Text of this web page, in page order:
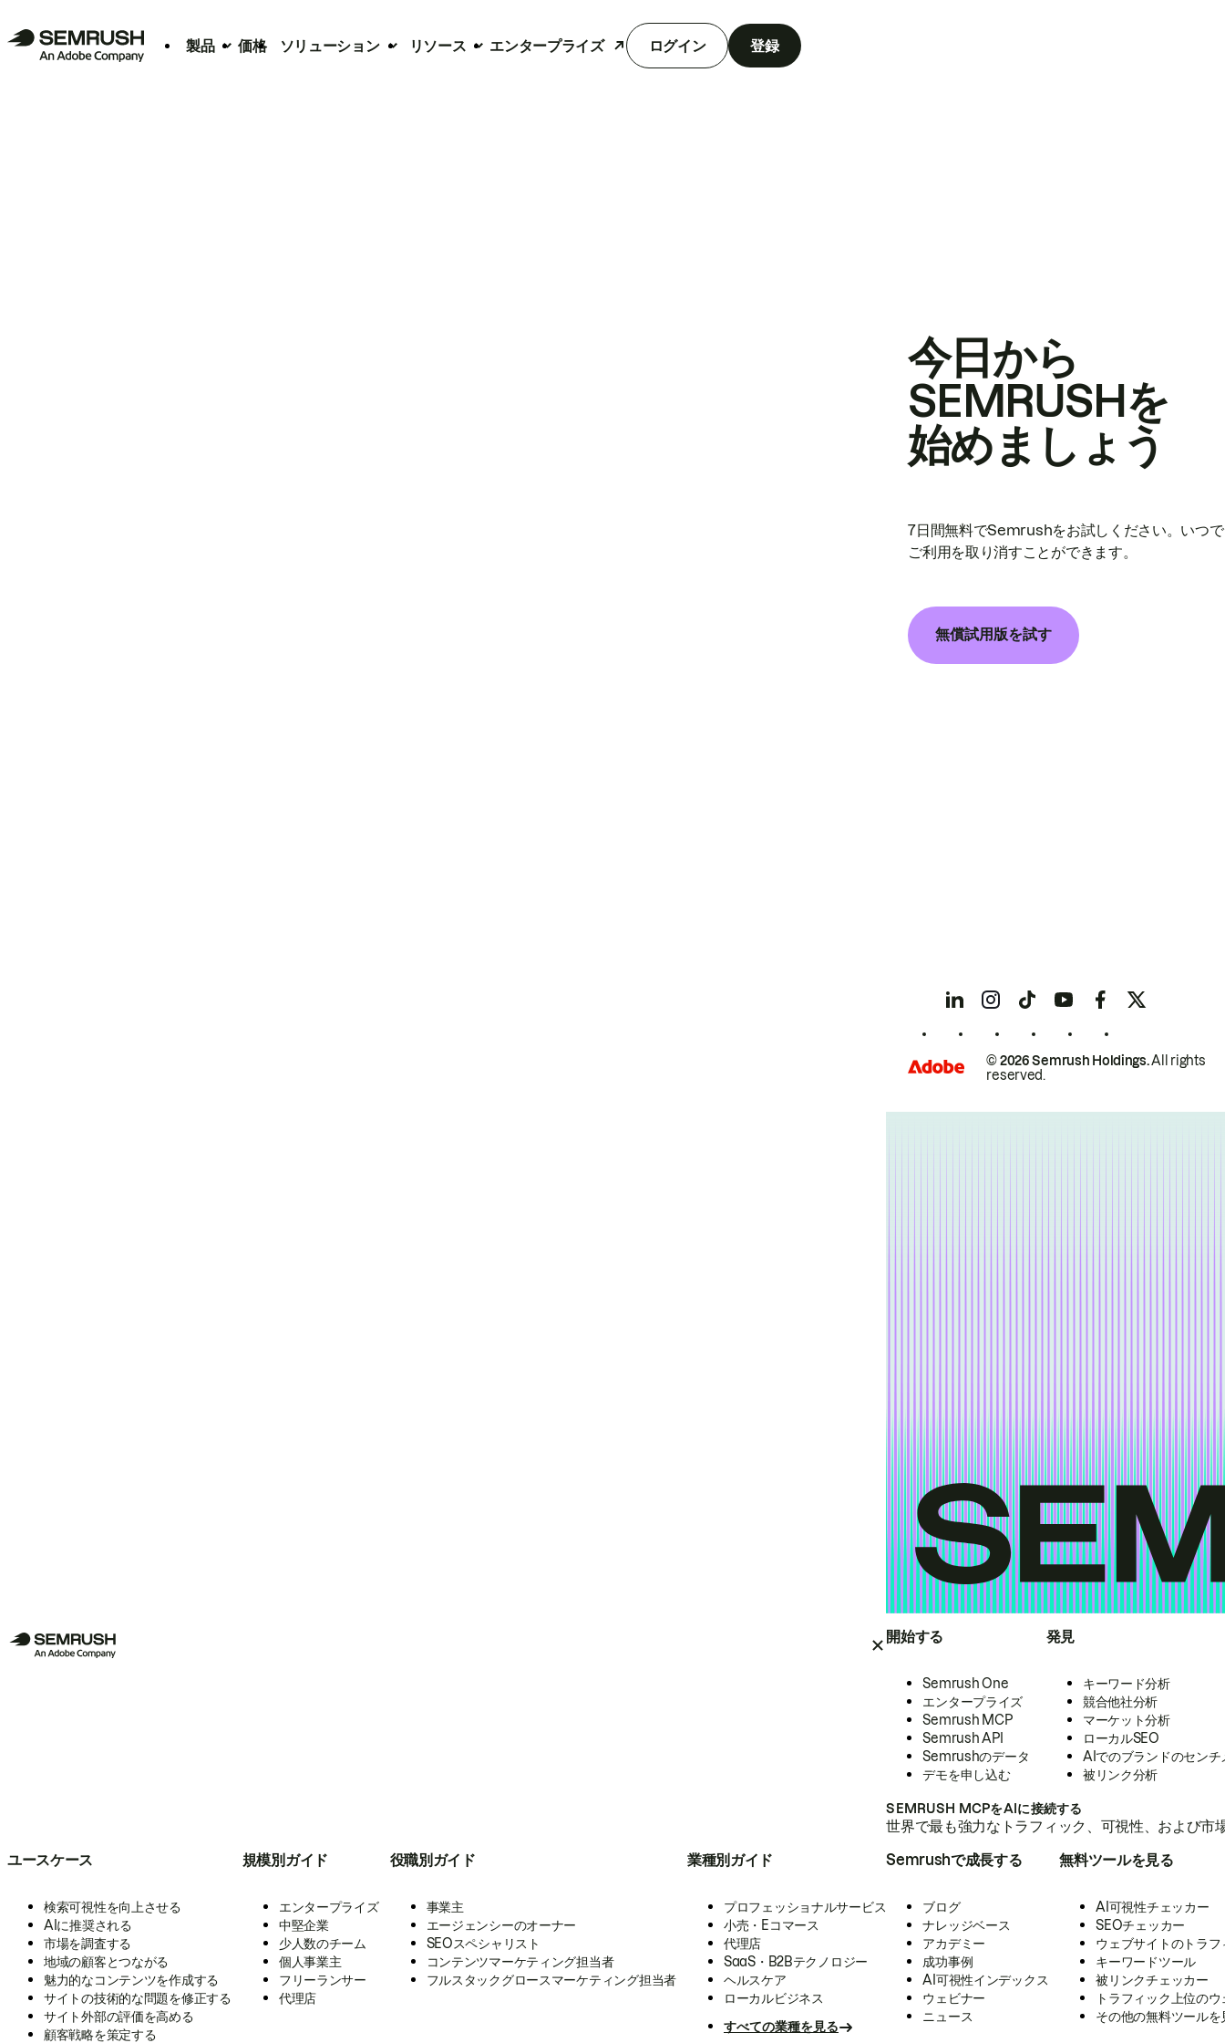
製品 価格 ソリューション リソース エンタープライズ ログイン 登録
開始する
Semrush One
エンタープライズ
Semrush MCP
Semrush API
Semrushのデータ
デモを申し込む
発見
キーワード分析
競合他社分析
マーケット分析
ローカルSEO
AIでのブランドのセンチ
被リンク分析
SEMRUSH MCPをAIに接続する
世界で最も強力なトラフィック、可視性、および
ユースケース
検索可視性を向上させる
AIに推奨される
市場を調査する
地域の顧客とつながる
魅力的なコンテンツを作成する
サイトの技術的な問題を修正する
サイト外部の評価を高める
顧客戦略を策定する
規模別ガイド
エンタープライズ
中堅企業
少人数のチーム
個人事業主
フリーランサー
代理店
役職別ガイド
事業主
エージェンシーのオーナー
SEOスペシャリスト
コンテンツマーケティング担当者
フルスタックグロースマーケティング担当者
業種別ガイド
プロフェッショナルサービス
小売・Eコマース
代理店
SaaS・B2Bテクノロジー
ヘルスケア
ローカルビジネス
すべての業種を見る
Semrushで成長する
ブログ
ナレッジベース
アカデミー
成功事例
AI可視性インデックス
ウェビナー
ニュース
無料ツールを見る
AI可視性チェッカー
SEOチェッカー
ウェブサイトのトラ
キーワードツール
被リンクチェッカー
トラフィック上位の
その他の無料ツールを
今日から
SEMRUSHを
始めましょう
7日間無料でSemrushをお試しください。いつ
ご利用を取り消すことができます。
無償試用版を試す
© 2026 Semrush Holdings.All rights
reserved.